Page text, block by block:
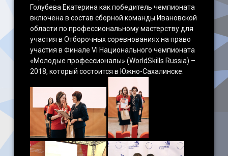
Голубева Екатерина как победитель чемпионата
включена в состав сборной команды Ивановской
области по профессиональному мастерству для
участия в Отборочных соревнованиях на право
участия в Финале VI Национального чемпионата
«Молодые профессионалы» (WorldSkills Russia) –
2018, который состоится в Южно-Сахалинске.